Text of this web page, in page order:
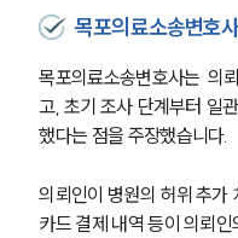
목포의료소송변호
목포의료소송변호사는 의
고, 초기 조사 단계부터 일
했다는 점을 주장했습니다.
의뢰인이 병원의 허위 추가
카드 결제 내역 등이 의뢰